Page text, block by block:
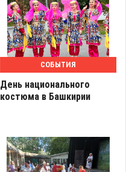
СОБЫТИЯ
День национального
костюма в Башкирии